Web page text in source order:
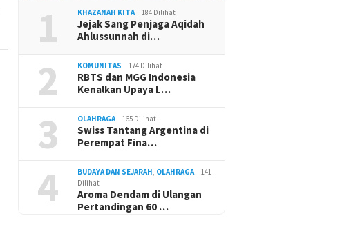
1 KHAZANAH KITA 184 Dilihat
Jejak Sang Penjaga Aqidah
Ahlussunnah di…
2 KOMUNITAS 174 Dilihat
RBTS dan MGG Indonesia
Kenalkan Upaya L…
3 OLAHRAGA 165 Dilihat
Swiss Tantang Argentina di
Perempat Fina…
4 BUDAYA DAN SEJARAH OLAHRAGA
141
Dilihat
Aroma Dendam di Ulangan
Pertandingan 60 …